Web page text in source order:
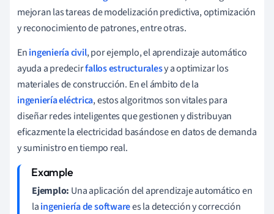
mejoran las tareas de modelización predictiva, optimización
y reconocimiento de patrones, entre otras.
Eningeniería civil, por ejemplo, el aprendizaje automático
ayuda a predecirfallos estructuralesy a optimizar los
materiales de construcción. En el ámbito de la
ingeniería eléctrica, estos algoritmos son vitales para
diseñar redes inteligentes que gestionen y distribuyan
eficazmente la electricidad basándose en datos de demanda
y suministro en tiempo real.
Ejemplo: Una aplicación del aprendizaje automático en
laingeniería de softwarees la detección y corrección